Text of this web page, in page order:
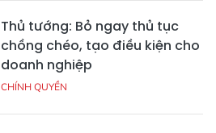
Thủ tướng: Bỏ ngay thủ tục
chồng chéo, tạo điều kiện cho
doanh nghiệp
CHÍNH QUYỀN